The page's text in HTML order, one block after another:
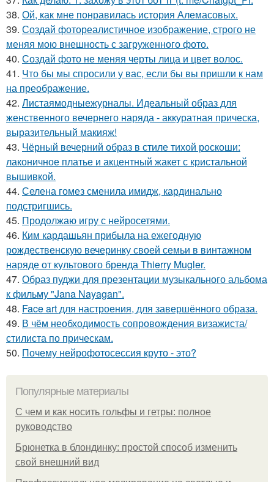
38. Ой, как мне понравилась история Алемасовых.
39. Создай фотореалистичное изображение, строго не
меняя мою внешность с загруженного фото.
40. Создай фото не меняя черты лица и цвет волос.
41. Что бы мы спросили у вас, если бы вы пришли к нам
на преображение.
42. Листаямодныежурналы. Идеальный образ для
женственного вечернего наряда - аккуратная прическа,
выразительный макияж!
43. Чёрный вечерний образ в стиле тихой роскоши:
лаконичное платье и акцентный жакет с кристальной
вышивкой.
44. Селена гомез сменила имидж, кардинально
подстригшись.
45. Продолжаю игру с нейросетями.
46. Ким кардашьян прибыла на ежегодную
рождественскую вечеринку своей семьи в винтажном
наряде от культового бренда Thierry Mugler.
47. Образ пуджи для презентации музыкального альбома
к фильму "Jana Nayagan".
48. Face art для настроения, для завершённого образа.
49. В чём необходимость сопровождения визажиста/
стилиста по прическам.
50. Почему нейрофотосессия круто - это?
Популярные материалы
С чем и как носить гольфы и гетры: полное
руководство
Брюнетка в блондинку: простой способ изменить
свой внешний вид